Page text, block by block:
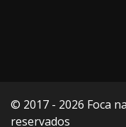
© 2017 - 2026 Foca
reservados